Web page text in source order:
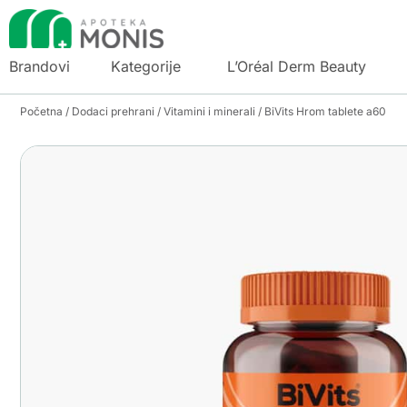
Brandovi Kategorije L’Oréal Derm Beauty
Početna / Dodaci prehrani / Vitamini i minerali / BiVits Hrom tablete a60